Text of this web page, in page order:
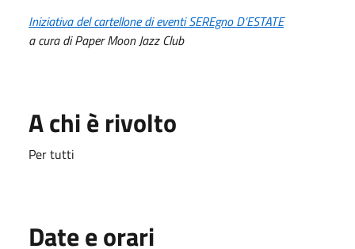
Iniziativa del cartellone di eventi SEREgno D’ESTATE
a cura di Paper Moon Jazz Club
A chi è rivolto
Per tutti
Date e orari